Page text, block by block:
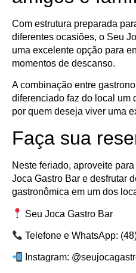
Com estrutura preparada
diferentes ocasiões, o Seu
uma excelente opção para
momentos de descanso.
A combinação entre
diferenciado faz do local um
por quem deseja viver uma
Faça sua
Neste feriado, aproveite
Joca Gastro Bar e desfrutar
gastronômica em um dos
Seu Joca Gastro Bar
Telefone e WhatsApp:
Instagram: